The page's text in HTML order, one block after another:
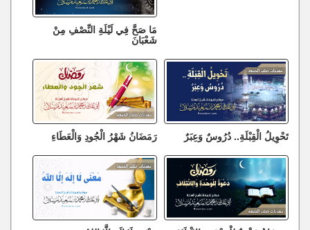
مَا صَحَّ فِي لَيْلَةِ النِّصْفِ مِنْ
شَعْبَانَ
تَحْوِيلُ الْقِبْلَةِ.. دُرُوسٌ وَعِبَرٌ رَمَضَانُ شَهْرُ الْجُودِ وَالْعَطَاءِ